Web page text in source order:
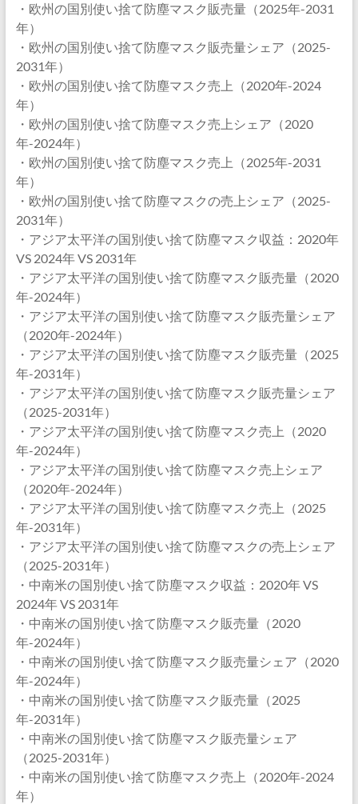
・欧州の国別使い捨て防塵マスク販売量（2025年-2031
年）
・欧州の国別使い捨て防塵マスク販売量シェア（2025-
2031年）
・欧州の国別使い捨て防塵マスク売上（2020年-2024
年）
・欧州の国別使い捨て防塵マスク売上シェア（2020
年-2024年）
・欧州の国別使い捨て防塵マスク売上（2025年-2031
年）
・欧州の国別使い捨て防塵マスクの売上シェア（2025-
2031年）
・アジア太平洋の国別使い捨て防塵マスク収益：2020年
VS 2024年 VS 2031年
・アジア太平洋の国別使い捨て防塵マスク販売量（2020
年-2024年）
・アジア太平洋の国別使い捨て防塵マスク販売量シェア
（2020年-2024年）
・アジア太平洋の国別使い捨て防塵マスク販売量（2025
年-2031年）
・アジア太平洋の国別使い捨て防塵マスク販売量シェア
（2025-2031年）
・アジア太平洋の国別使い捨て防塵マスク売上（2020
年-2024年）
・アジア太平洋の国別使い捨て防塵マスク売上シェア
（2020年-2024年）
・アジア太平洋の国別使い捨て防塵マスク売上（2025
年-2031年）
・アジア太平洋の国別使い捨て防塵マスクの売上シェア
（2025-2031年）
・中南米の国別使い捨て防塵マスク収益：2020年 VS
2024年 VS 2031年
・中南米の国別使い捨て防塵マスク販売量（2020
年-2024年）
・中南米の国別使い捨て防塵マスク販売量シェア（2020
年-2024年）
・中南米の国別使い捨て防塵マスク販売量（2025
年-2031年）
・中南米の国別使い捨て防塵マスク販売量シェア
（2025-2031年）
・中南米の国別使い捨て防塵マスク売上（2020年-2024
年）